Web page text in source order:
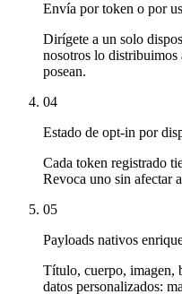
Envía por token o por
Dirígete a un solo
nosotros lo
posean.
04
Estado de opt-in por
Cada token registrado
Revoca uno sin afectar
05
Payloads nativos
Título, cuerpo, imagen,
datos personalizados: